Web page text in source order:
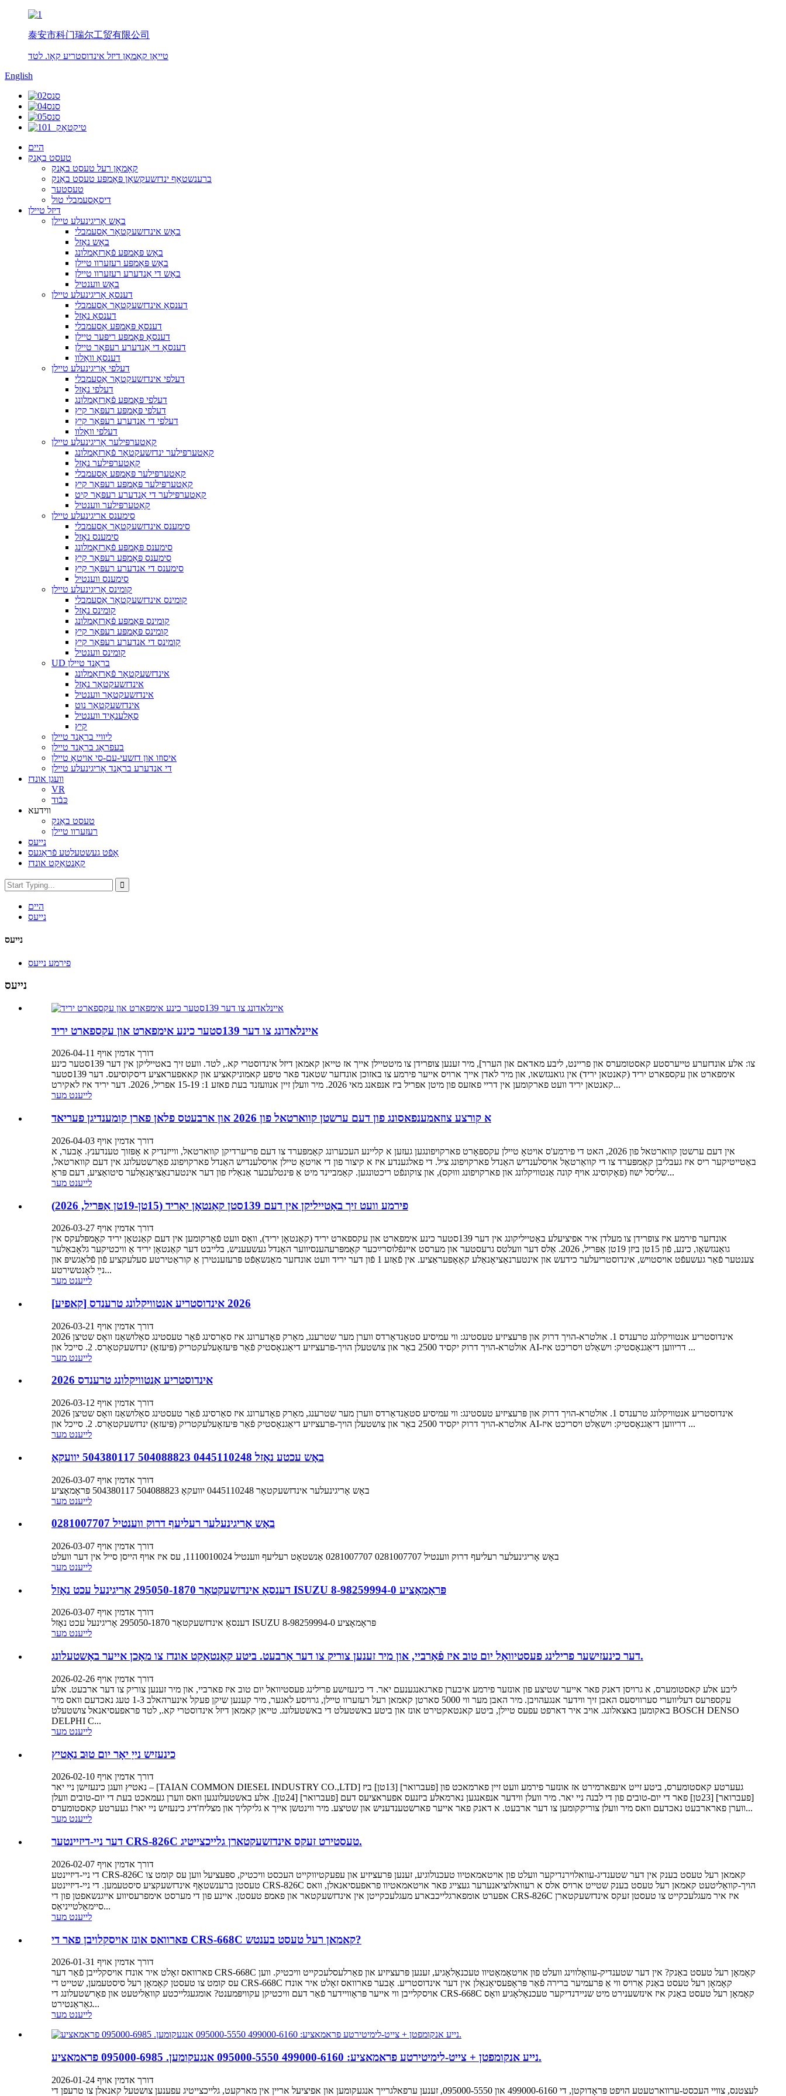
泰安市科门瑞尔工贸有限公司
טייאַן קאַמאַן דיזל אינדוסטריע קאָו. לטד
English
היים
טעסט באַנק
קאָמאָן רעל טעסט באַנק
ברענשטאָף ינדזשעקשאַן פּאָמפּע טעסט באַנק
טעסטער
דיסאַסעמבלי טול
דיזל טיילן
באָש אָריגינעלע טיילן
באָש אינדזשעקטאָר אַסעמבלי
באָש נאָזל
באָש פּאָמפּע פֿאַרזאַמלונג
באָש פּאָמפּע רעזערוו טיילן
באָש די אַנדערע רעזערוו טיילן
באָש ווענטיל
דענסאָ אָריגינעלע טיילן
דענסאָ אינדזשעקטאָר אַסעמבלי
דענסאָ נאָזל
דענסאָ פּאָמפּע אַסעמבלי
דענסאָ פּאָמפּע ריפּער טיילן
דענסאָ די אַנדערע רעפּאַר טיילן
דענסאָ וואַלוו
דעלפי אָריגינעלע טיילן
דעלפי אינדזשעקטאָר אַסעמבלי
דעלפי נאָזל
דעלפי פּאָמפּע פֿאַרזאַמלונג
דעלפי פּאָמפּע רעפּאַר קיץ
דעלפי די אנדערע רעפּאַר קיץ
דעלפי וואַלוו
קאַטערפּילער אָריגינעלע טיילן
קאַטערפּילער ינדזשעקטאָר פֿאַרזאַמלונג
קאַטערפּילער נאָזל
קאַטערפּילער פּאָמפּע אַסעמבלי
קאַטערפּילער פּאָמפּע רעפּאַר קיץ
קאַטערפּילער די אַנדערע רעפּאַר קיט
קאַטערפּילער ווענטיל
סימענס אריגינעלע טיילן
סימענס אינדזשעקטאָר אַסעמבלי
סימענס נאָזל
סימענס פּאָמפּע פֿאַרזאַמלונג
סימענס פּאָמפּע רעפּאַר קיץ
סימענס די אנדערע רעפּאַר קיץ
סימענס ווענטיל
קומינס אָריגינעלע טיילן
קומינס אינדזשעקטאָר אַסעמבלי
קומינס נאָזל
קומינס פּאָמפּע פֿאַרזאַמלונג
קומינס פּאָמפּע רעפּאַר קיץ
קומינס די אנדערע רעפּאַר קיץ
קומינס ווענטיל
UD בראַנד טיילן
אינדזשעקטאָר פֿאַרזאַמלונג
אינדזשעקטאָר נאָזל
אינדזשעקטאָר ווענטיל
אינדזשעקטאָר נוט
סאָלענאָיד ווענטיל
קיץ
ליוויי בראַנד טיילן
בעפראַג בראַנד טיילן
איסוזו און דזשעי-עם-סי אויטאָ טיילן
די אנדערע בראַנד אָריגינעלע טיילן
וועגן אונדז
VR
כּבֿוד
ווידעא
טעסט באַנק
רעזערוו טיילן
נייעס
אָפֿט געשטעלטע פֿראַגעס
קאָנטאַקט אונדז
היים
נייעס
נייעס
פירמע נייעס
נייעס
איינלאדונג צו דער 139סטער כינע אימפארט און עקספארט יריד
דורך אדמין אויף 2026-04-11
צו: אלע אונדזערע טייערסטע קאסטומערס און פריינט, ליבע מאדאם און הערר], מיר זענען צופרידן צו מיטטיילן אייך אז טייאן קאמאן דיזל אינדוסטרי קא., לטד. וועט זיך באטייליקן אין דער 139סטער כינע
אימפארט און עקספארט יריד (קאנטאן יריד) אין גואנגזשאו, און מיר לאדן אייך ארויס אייער פירמע צו באזוכן אונדזער שטאנד פאר טיפע קאמוניקאציע און קאאפעראציע דיסקוסיעס. דער 139סטער
קאנטאן יריד וועט פארקומען אין דריי פאזעס פון מיטן אפריל ביז אנפאנג מאי 2026. מיר וועלן זיין אנוועזנד בעת פאזע 1: 15-19 אפריל, 2026. דער יריד איז לאקירט...
לייענט מער
א קורצע צוזאמענפאסונג פון דעם ערשטן קווארטאל פון 2026 און ארבעטס פלאן פארן קומענדיגן פעריאד
דורך אדמין אויף 2026-04-03
אין דעם ערשטן קווארטאל פון 2026, האט די פירמע'ס אויטאָ טיילן עקספּאָרט פארקויפונגען געזען א קליינע העכערונג קאַמפּערד צו דעם פריערדיקן קווארטאל, ווייזנדיק א אָפּזוך טענדענץ. אָבער, א
באַטייטיקער ריס איז געבליבן קאַמפּערד צו די קוואַרטאַל אויסלענדיש האַנדל פארקויפונג ציל. די פאלגענדע איז א קיצור פון די אויטאָ טיילן אויסלענדיש האַנדל פארקויפונג פאָרשטעלונג אין דעם קווארטאל,
שליסל ישוז (פאָקוסינג אויף קונה אַנטוויקלונג און פארקויפונג וווּקס), און צוקונפֿט ריכטונגען. קאַמביינד מיט אַ פּינטלעכער אַנאַליז פון דער אינטערנאַציאָנאַלער סיטואַציע, דעם פּראָ...
לייענט מער
פירמע וועט זיך באַטייליקן אין דעם 139סטן קאַנטאָן יאַריד (15טן-19טן אַפּריל, 2026)
דורך אדמין אויף 2026-03-27
אונדזער פירמע איז צופרידן צו מעלדן איר אפיציעלע באַטייליקונג אין דער 139סטער כינע אימפארט און עקספארט יריד (קאַנטאָן יריד), וואָס וועט פֿאָרקומען אין דעם קאַנטאָן יריד קאָמפּלעקס אין
גואַנגזשאָו, כינע, פֿון 15טן ביזן 19טן אַפּריל, 2026. אַלס דער וועלטס גרעסטער און מערסט איינפֿלוסרײַכער קאָמפּרעהענסיווער האַנדל געשעעניש, בלייבט דער קאַנטאָן יריד אַ וויכטיקער גלאָבאַלער
צענטער פֿאַר געשעפֿט אויסטויש, אינדוסטריעלער כידעש און אינטערנאַציאָנאַלע קאָאָפּעראַציע. אין פֿאַזע 1 פֿון דער יריד וועט אונדזער מאַנשאַפֿט פּרעזענטירן אַ קוראַטירטע סעלעקציע פֿון פֿלאַגשיפּ און
נײַ לאָנטשירטע...
לייענט מער
[קאפיע] 2026 אינדוסטריע אנטוויקלונג טרענדס
דורך אדמין אויף 2026-03-21
2026 אינדוסטריע אנטוויקלונג טרענדס 1. אולטרא-הויך דרוק און פּרעציזיע טעסטינג: ווי עמיסיע סטאַנדאַרדס ווערן מער שטרענג, מאַרק פאָדערונג איז סאַרסינג פֿאַר טעסטינג סאַלושאַנז וואָס שטיצן
אולטרא-הויך דרוק יקסיד 2500 באַר און צושטעלן הויך-פּרעציזיע דיאַגנאָסטיק פֿאַר פּיעזאָעלעקטריק (פּיעזאָ) ינדזשעקטאָרס. 2. סייכל און AI-דריווען דיאַגנאָסטיק: וישאַלט ויסריכט איז ...
לייענט מער
2026 אינדוסטריע אַנטוויקלונג טרענדס
דורך אדמין אויף 2026-03-12
2026 אינדוסטריע אנטוויקלונג טרענדס 1. אולטרא-הויך דרוק און פּרעציזיע טעסטינג: ווי עמיסיע סטאַנדאַרדס ווערן מער שטרענג, מאַרק פאָדערונג איז סאַרסינג פֿאַר טעסטינג סאַלושאַנז וואָס שטיצן
אולטרא-הויך דרוק יקסיד 2500 באַר און צושטעלן הויך-פּרעציזיע דיאַגנאָסטיק פֿאַר פּיעזאָעלעקטריק (פּיעזאָ) ינדזשעקטאָרס. 2. סייכל און AI-דריווען דיאַגנאָסטיק: וישאַלט ויסריכט איז ...
לייענט מער
באָש עכטע נאָזל 0445110248 504088823 504380117 יוועקאָ
דורך אדמין אויף 2026-03-07
באָש אָריגינעלער אינדזשעקטאָר 0445110248 יוועקאָ 504088823 504380117 פּראָמאָציע
לייענט מער
באָש אָריגינעלער רעליעף דרוק ווענטיל 0281007707
דורך אדמין אויף 2026-03-07
באָש אָריגינעלער רעליעף דרוק ווענטיל 0281007707 0281007707 אַנשטאָט רעליעף ווענטיל 1110010024, עס איז אויף הייסן סייל אין דער וועלט
לייענט מער
דענסאָ אינדזשעקטאָר 295050-1870 אָריגינעל עכט נאָזל ISUZU 8-98259994-0 פּראָמאָציע
דורך אדמין אויף 2026-03-07
דענסאָ אינדזשעקטאָר 295050-1870 אָריגינעל עכט נאָזל ISUZU 8-98259994-0 פּראָמאָציע
לייענט מער
דער כינעזישער פרילינג פעסטיוואַל יום טוב איז פֿאַרביי, און מיר זענען צוריק צו דער אַרבעט. ביטע קאָנטאַקט אונדז צו מאַכן אייער באַשטעלונג.
דורך אדמין אויף 2026-02-26
ליבע אלע קאסטומערס, א גרויסן דאנק פאר אייער שטיצע פון ​​אונזער פירמע איבערן פארגאנגענעם יאר. די כינעזישע פרילינג פעסטיוואל יום טוב איז פארביי, און מיר זענען צוריק צו דער ארבעט. אלע
עקספרעס דעליווערי סערוויסעס האבן זיך ווידער אנגעהויבן. מיר האבן מער ווי 5000 סארטן קאמאן רעל רעזערוו טיילן, גרויסע לאגער, מיר קענען שיקן פעקל אינערהאלב 1-3 טעג נאכדעם וואס מיר
באקומען באצאלונג. אויב איר דארפט עפעס טיילן, ביטע קאנטאקטירט אונז און ביטע באשטעלט די באשטעלונג. טייאן קאמאן דיזל אינדוסטרי קא., לטד פראפעסיאנאל צושטעלט BOSCH DENSO
DELPHI C...
לייענט מער
כינעזיש נייַ יאָר יום טוּב נאָטיץ
דורך אדמין אויף 2026-02-10
נאטיץ וועגן כינעזישן ניי יאר – [TAIAN COMMON DIESEL INDUSTRY CO.,LTD] געערטע קאסטומערס, ביטע זייט אינפארמירט אז אונזער פירמע וועט זיין פארמאכט פון [פעברואר] [13טן] ביז
[פעברואר] [23טן] פאר די יום-טובים פון די לבנה ניי יאר. מיר וועלן ווידער אנפאנגען נארמאלע ביזנעס אפעראציעס דעם [פעברואר] [24טן]. אלע באשטעלונגען וואס ווערן געמאכט בעת די יום-טובים וועלן
ווערן פארארבעט נאכדעם וואס מיר וועלן צוריקקומען צו דער ארבעט. א דאנק פאר אייער פארשטענדעניש און שטיצע. מיר ווינטשן אייך א גליקליך און מצליח'דיג כינעזיש ניי יאר! געערטע קאסטומערס...
לייענט מער
דער ניי-דיזיינטער CRS-826C טעסטירט זעקס אינדזשעקטארן גלייכצייטיג.
דורך אדמין אויף 2026-02-07
די ניי-דיזיינטע CRS-826C קאמאן רעל טעסט בענק אין דער שטענדיג-עוואלוירנדיקער וועלט פון אויטאמאטיוו טעכנולוגיע, זענען פּרעציזיע און עפעקטיווקייט העכסט וויכטיק, ספּעציעל ווען עס קומט צו
טעסטן ברענשטאָף אינדזשעקציע סיסטעמען. די ניי-דיזיינטע CRS-826C הויך-קוואַליטעט קאמאן רעל טעסט בענק שטייט ארויס אלס א רעוואלוציאנערער געצייג פאר אויטאמאטיוו פראפעסיאנאלן, וואס
אפערט אומפארגלייכבארע מעגלעכקייטן אין אינדזשעקטאר און פאמפ טעסטן. איינע פון ​​די מערסט אימפרעסיווע אייגנשאפטן פון די CRS-826C איז איר מעגלעכקייט צו טעסטן זעקס אינדזשעקטארן
סיימאַלטייניאַס...
לייענט מער
פארוואס אונז אויסקלויבן פאר די CRS-668C קאמאן רעל טעסט בענטש?
דורך אדמין אויף 2026-01-31
פארוואס זאָלט איר אונדז אויסקלייבן פֿאַר דער CRS-668C קאָמאָן רעל טעסט באַנק? אין דער שטענדיק-עוואָלווינג וועלט פון אויטאָמאָטיוו טעכנאָלאָגיע, זענען פּרעציזיע און פאַרלעסלעכקייט וויכטיק. ווען
עס קומט צו טעסטן קאָמאָן רעל סיסטעמען, שטייט די CRS-668C קאָמאָן רעל טעסט באַנק אַרויס ווי אַ פּרעמיער ברירה פֿאַר פּראָפעסיאָנאַלן אין דער אינדוסטריע. אָבער פארוואס זאָלט איר אונדז
אויסקלייבן ווי אייער פּראָוויידער פֿאַר דעם וויכטיקן עקוויפּמענט? אומגעגלייכטע קוואַליטעט און פאָרשטעלונג די CRS-668C קאָמאָן רעל טעסט באַנק איז אינזשענירט מיט שניידנדיקער טעכנאָלאָגיע וואָס
גאַראַנטירט...
לייענט מער
נייע אנקומפטן + צייט-לימיטירטע פראמאציע: 499000-6160 095000-5550 אנגעקומען. 095000-6985 פראמאציע.
דורך אדמין אויף 2026-01-24
לעצטנס, צוויי העכסט-ערווארטעטע הויפט פּראָדוקטן, די 499000-6160 און 095000-5550, זענען ערפאלגרייך אנגעקומען און אפיציעל אריין אין מארקעט, גלייכצייטיג עפענען צושטעל קאנאלן צו טרעפן די